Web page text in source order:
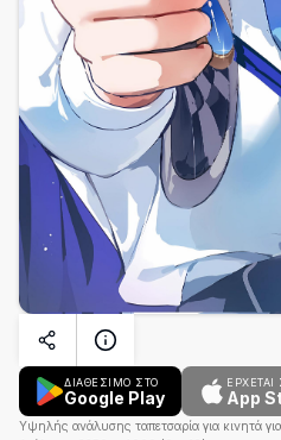
ΔΙΑΘΕΣΙΜΟ ΣΤΟ
Google Play App
Υψηλής ανάλυσης ταπετσαρία για κινητά